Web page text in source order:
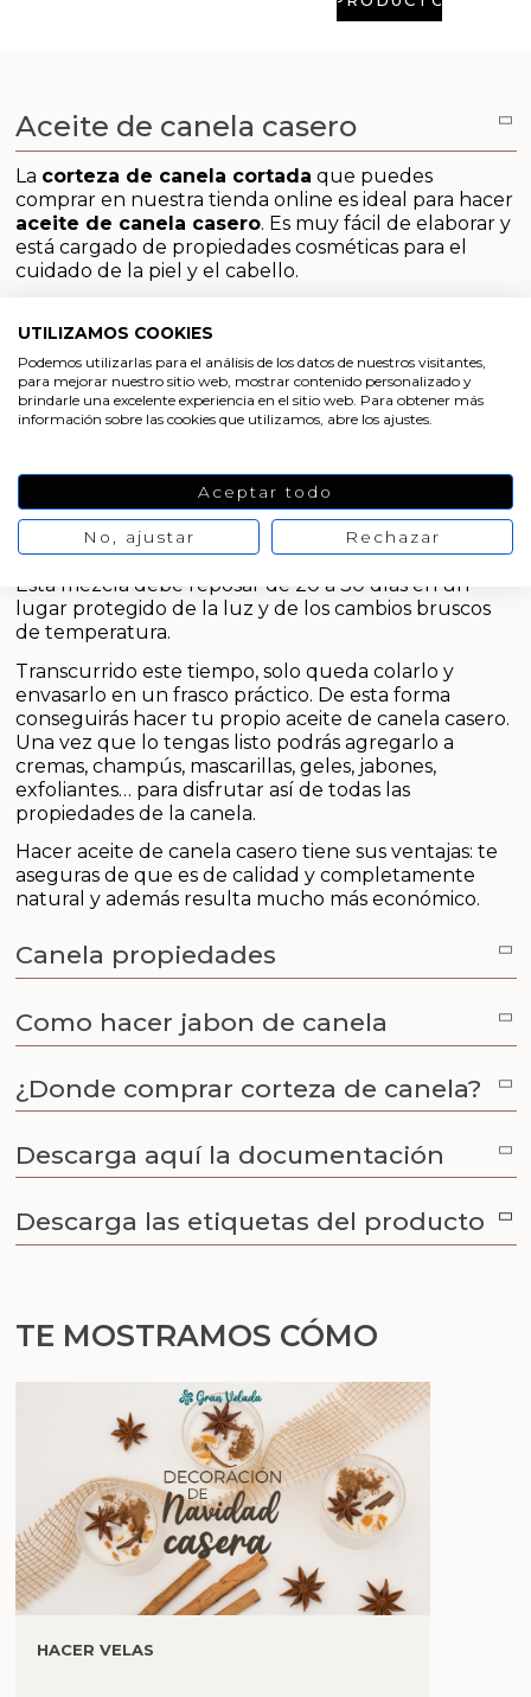
Aceite de canela casero
La corteza de canela cortada que puedes
comprar en nuestra tienda online es ideal para hacer
aceite de canela casero. Es muy fácil de elaborar y
está cargado de propiedades cosméticas para el
cuidado de la piel y el cabello.
aceite vegetal, por ejemplo de oliva, y la canela
corteza. ¿Por qué la corteza? Porque es la parte
donde se concentran los beneficios de esta planta.
Con estos dos ingredientes, básicos, fáciles de
conseguir y económicos, podrás elaborar un aceite
cosméticos naturales.
¿Cómo se hace elaceite de canela casero? Muy
fácil. Se introduce la corteza de canela cortada en
un bote de cristal y se rellena con aceite de oliva.
Esta mezcla debe reposar de 20 a 30 días en un
lugar protegido de la luz y de los cambios bruscos
de temperatura.
Transcurrido este tiempo, solo queda colarlo y
envasarlo en un frasco práctico. De esta forma
conseguirás hacer tu propio aceite de canela casero.
Una vez que lo tengas listo podrás agregarlo a
cremas, champús, mascarillas, geles, jabones,
exfoliantes… para disfrutar así de todas las
propiedades de la canela.
Hacer aceite de canela casero tiene sus ventajas: te
aseguras de que es de calidad y completamente
natural y además resulta mucho más económico.
Canela propiedades
Como hacer jabon de canela
¿Donde comprar corteza de canela?
Descarga aquí la documentación
Descarga las etiquetas del producto
TE MOSTRAMOS CÓMO
HACER VELAS
Accesorios
Libros y revistas diy
Conchas, caracolas y estrellas de mar
Huerto ecologico
Cosmética coreana K-Beauty
Arenas de colores
Aceites y Mantecas
Aceites Esenciales
UTILIZAMOS COOKIES
Podemos utilizarlas para el análisis de los datos de nuestros visitantes,
para mejorar nuestro sitio web, mostrar contenido personalizado y
brindarle una excelente experiencia en el sitio web. Para obtener más
información sobre las cookies que utilizamos, abre los ajustes.
Aceptar todo
No, ajustar Rechazar